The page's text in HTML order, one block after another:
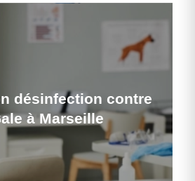
désinfection contre
à Marseille